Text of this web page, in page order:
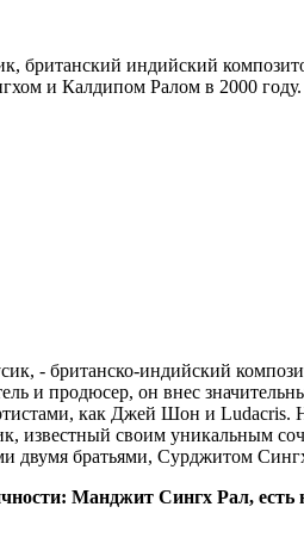
индийский
и Калдипом Ралом в 2000 году.
- британско-индийский
и продюсер, он внес
как Джей Шон и Ludacris.
известный своим уникальным
двумя братьями, Сурджитом
Манджит Сингх Рал,